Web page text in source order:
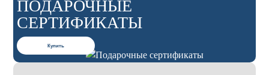
ПОДАРОЧНЫЕ
СЕРТИФИКАТЫ
Купить